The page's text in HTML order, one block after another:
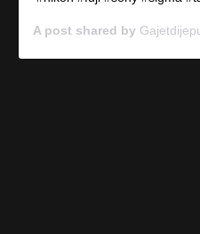
A post shared by